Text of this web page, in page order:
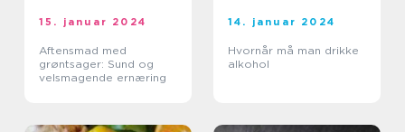
15. januar 2024
Aftensmad med
grøntsager: Sund og
velsmagende ernæring
14. januar 2024
Hvornår må man drikke
alkohol